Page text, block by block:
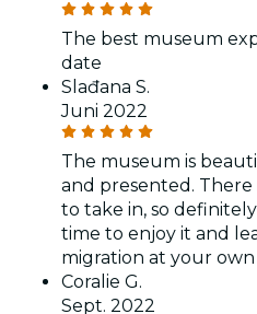
The best museum
date
Slađana S.
Juni 2022
The museum is
and presented.
to take in, so
time to enjoy it and
migration at your own
Coralie G.
Sept. 2022